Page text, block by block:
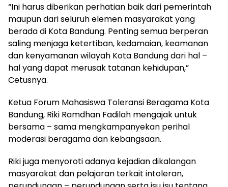
“Ini harus diberikan perhatian baik dari pemerintah
maupun dari seluruh elemen masyarakat yang
berada di Kota Bandung. Penting semua berperan
saling menjaga ketertiban, kedamaian, keamanan
dan kenyamanan wilayah Kota Bandung dari hal –
hal yang dapat merusak tatanan kehidupan,”
Cetusnya.
Ketua Forum Mahasiswa Toleransi Beragama Kota
Bandung, Riki Ramdhan Fadilah mengajak untuk
bersama – sama mengkampanyekan perihal
moderasi beragama dan kebangsaan.
Riki juga menyoroti adanya kejadian dikalangan
masyarakat dan pelajaran terkait intoleran,